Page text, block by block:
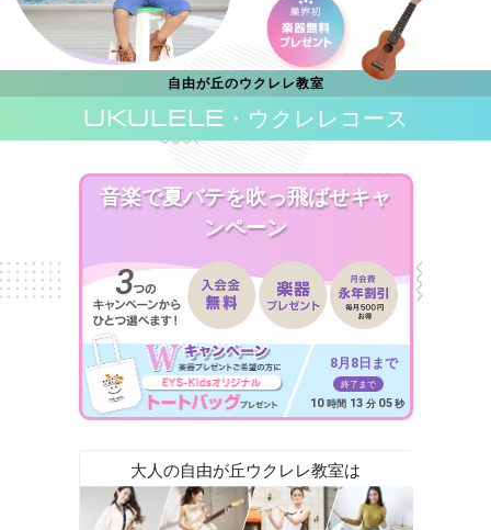
自由が丘のウクレレ教室
UKULELE ・ウクレレコース
音楽で夏バテを吹っ飛ばせキャ
ンペーン
8月8日まで
終了まで
10 時間 13 分 03 秒
大人の自由が丘ウクレレ教室は